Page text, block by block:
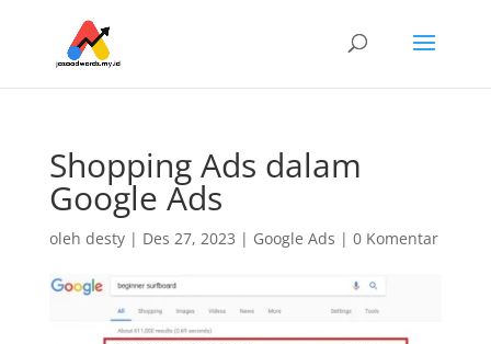
Shopping Ads dalam
Google Ads
oleh desty| Des 27, 2023 | Google Ads | 0 Komentar